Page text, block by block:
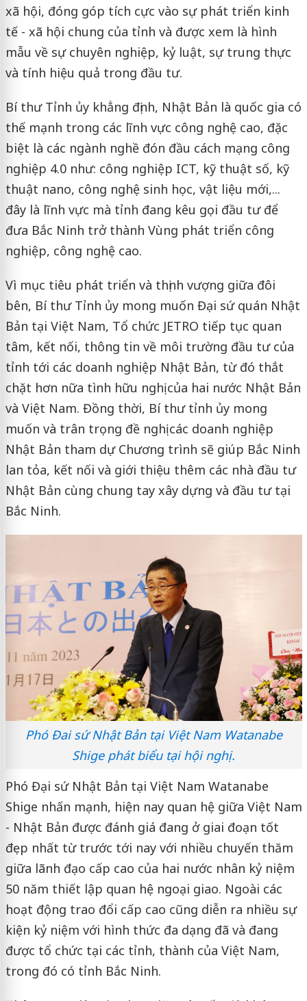
xã hội, đóng góp tích cực vào sự phát triển kinh
tế - xã hội chung của tỉnh và được xem là hình
mẫu về sự chuyên nghiệp, kỷ luật, sự trung thực
và tính hiệu quả trong đầu tư.
Bí thư Tỉnh ủy khẳng định, Nhật Bản là quốc gia có
thế mạnh trong các lĩnh vực công nghệ cao, đặc
biệt là các ngành nghề đón đầu cách mạng công
nghiệp 4.0 như: công nghiệp ICT, kỹ thuật số, kỹ
thuật nano, công nghệ sinh học, vật liệu mới,...
đây là lĩnh vực mà tỉnh đang kêu gọi đầu tư để
đưa Bắc Ninh trở thành Vùng phát triển công
nghiệp, công nghệ cao.
Vì mục tiêu phát triển và thịnh vượng giữa đôi
bên, Bí thư Tỉnh ủy mong muốn Đại sứ quán Nhật
Bản tại Việt Nam, Tổ chức JETRO tiếp tục quan
tâm, kết nối, thông tin về môi trường đầu tư của
tỉnh tới các doanh nghiệp Nhật Bản, từ đó thắt
chặt hơn nữa tình hữu nghị của hai nước Nhật Bản
và Việt Nam. Đồng thời, Bí thư tỉnh ủy mong
muốn và trân trọng đề nghị các doanh nghiệp
Nhật Bản tham dự Chương trình sẽ giúp Bắc Ninh
lan tỏa, kết nối và giới thiệu thêm các nhà đầu tư
Nhật Bản cùng chung tay xây dựng và đầu tư tại
Bắc Ninh.
Phó Đai sứ Nhật Bản tại Việt Nam Watanabe
Shige phát biểu tại hội nghị.
Phó Đại sứ Nhật Bản tại Việt Nam Watanabe
Shige nhấn mạnh, hiện nay quan hệ giữa Việt Nam
- Nhật Bản được đánh giá đang ở giai đoạn tốt
đẹp nhất từ trước tới nay với nhiều chuyến thăm
giữa lãnh đạo cấp cao của hai nước nhân kỷ niệm
50 năm thiết lập quan hệ ngoại giao. Ngoài các
hoạt động trao đổi cấp cao cũng diễn ra nhiều sự
kiện kỷ niệm với hình thức đa dạng đã và đang
được tổ chức tại các tỉnh, thành của Việt Nam,
trong đó có tỉnh Bắc Ninh.